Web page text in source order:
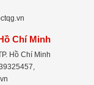
Chí Minh
Hồ Chí Minh